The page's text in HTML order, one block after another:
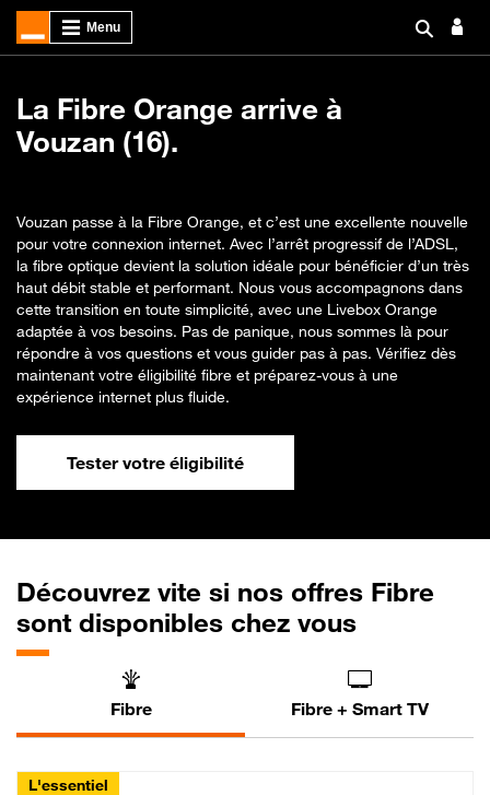
La Fibre Orange arrive à
Vouzan (16).
Vouzan passe à la Fibre Orange, et c’est une excellente nouvelle
pour votre connexion internet. Avec l’arrêt progressif de l’ADSL,
la fibre optique devient la solution idéale pour bénéficier d’un très
haut débit stable et performant. Nous vous accompagnons dans
cette transition en toute simplicité, avec une Livebox Orange
adaptée à vos besoins. Pas de panique, nous sommes là pour
répondre à vos questions et vous guider pas à pas. Vérifiez dès
maintenant votre éligibilité fibre et préparez-vous à une
expérience internet plus fluide.
Tester votre éligibilité
Découvrez vite si nos offres Fibre
sont disponibles chez vous
Fibre Fibre + Smart TV
L'essentiel